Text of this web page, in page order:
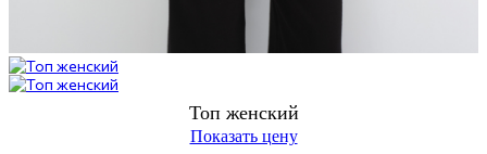
Топ женский
Показать цену